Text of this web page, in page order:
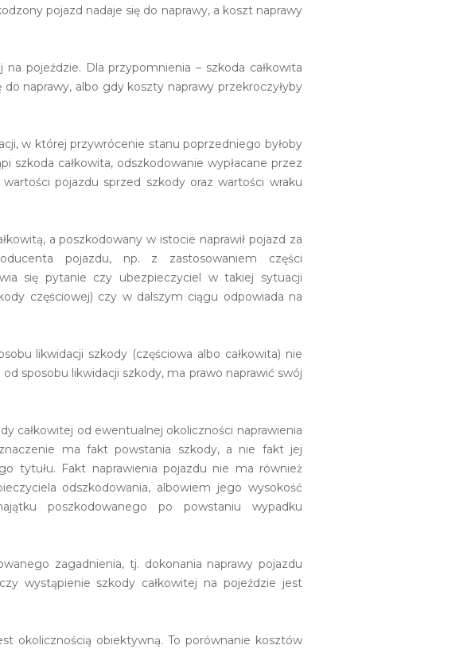
pojazd nadaje się do naprawy, a koszt naprawy
pojeździe. Dla przypomnienia – szkoda całkowita
naprawy, albo gdy koszty naprawy przekroczyłyby
w której przywrócenie stanu poprzedniego byłoby
szkoda całkowita, odszkodowanie wypłacane przez
pojazdu sprzed szkody oraz wartości wraku
a poszkodowany w istocie naprawił pojazd za
pojazdu, np. z zastosowaniem części
się pytanie czy ubezpieczyciel w takiej sytuacji
częściowej) czy w dalszym ciągu odpowiada na
likwidacji szkody (częściowa albo całkowita) nie
sposobu likwidacji szkody, ma prawo naprawić swój
całkowitej od ewentualnej okoliczności naprawienia
ma fakt powstania szkody, a nie fakt jej
tytułu. Fakt naprawienia pojazdu nie ma również
odszkodowania, albowiem jego wysokość
poszkodowanego po powstaniu wypadku
zagadnienia, tj. dokonania naprawy pojazdu
wystąpienie szkody całkowitej na pojeździe jest
okolicznością obiektywną. To porównanie kosztów